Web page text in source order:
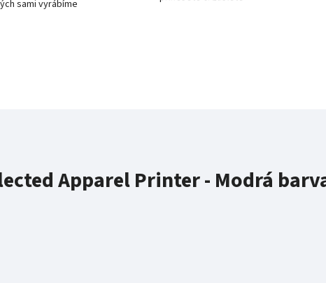
sami vyrábíme
Apparel Printer - Modrá